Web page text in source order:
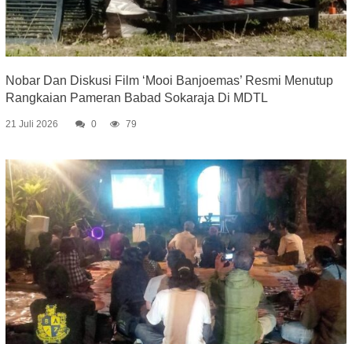
Nobar Dan Diskusi Film ‘Mooi Banjoemas’ Resmi Menutup
Rangkaian Pameran Babad Sokaraja Di MDTL
21 Juli 2026 0 79